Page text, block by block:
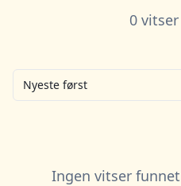
0
Nyeste først
Ingen vitser